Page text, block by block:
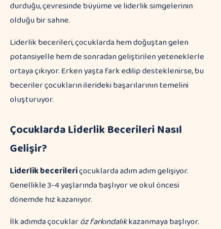
Liderlik becerileri, çocuklarda hem doğuştan gelen
potansiyelle hem de sonradan geliştirilen yeteneklerle
ortaya çıkıyor. Erken yaşta fark edilip desteklenirse, bu
beceriler çocukların ilerideki başarılarının temelini
oluşturuyor.
Çocuklarda Liderlik Becerileri Nasıl
Gelişir?
Liderlik becerileriçocuklarda adım adım gelişiyor.
Genellikle 3-4 yaşlarında başlıyor ve okul öncesi
dönemde hız kazanıyor.
İlk adımda çocuklaröz farkındalıkkazanmaya başlıyor.